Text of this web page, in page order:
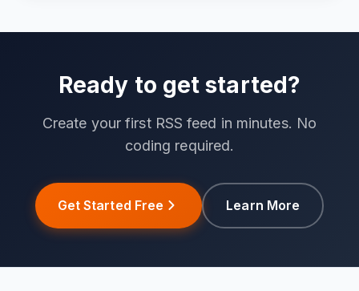
Ready to get started?
Create your first RSS feed in minutes. No
coding required.
Get Started Free Learn More